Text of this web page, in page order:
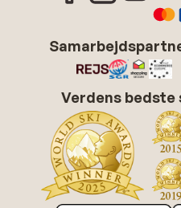
Verdens